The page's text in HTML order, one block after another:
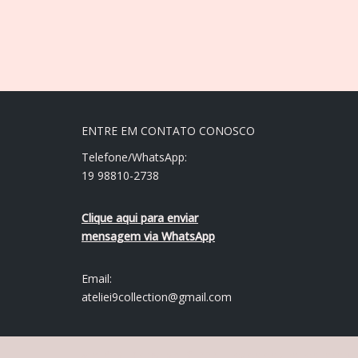
ENTRE EM CONTATO CONOSCO
Telefone/WhatsApp:
19 98810-2738
Clique aqui para enviar
mensagem via WhatsApp
Email:
ateliei9collection@gmail.com